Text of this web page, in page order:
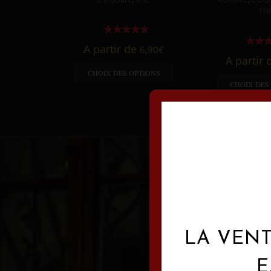
A partir de 6,90€
CHOIX DES OPTIONS
A partir
CHOIX DES
LA